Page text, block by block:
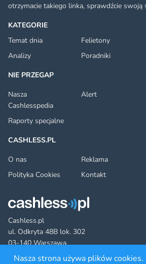
Cashless.pl
ul. Odkryta 48B lok. 302
03-140 Warszawa
KATEGORIE
Temat dnia
Felietony
Analizy
Poradniki
NIE PRZEGAP
Nasza
Cashlesspedia
Alert
Raporty specjalne
CASHLESS.PL
O nas
Reklama
Polityka Cookies
Kontakt
otrzymacie takiego linka, sprawdźcie swoją
Nasza strona używa plików cookies.